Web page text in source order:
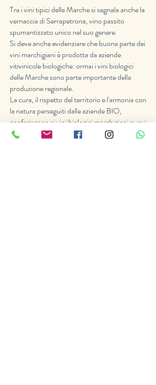
Tra i vini tipici delle Marche si segnala anche la
vernaccia di Serrapetrona, vino passito
spumantizzato unico nel suo genere.
Si deve anche evidenziare che buona parte dei
vini marchigiani è prodotta da aziende
vitivinicole biologiche: ormai i vini biologici
delle Marche sono parte importante della
produzione regionale.
La cura, il rispetto del territorio e l'armonia con
la natura perseguiti dalle aziende BIO,
conferiscono ai vini biologici marchigiani nuovi
sapori e profumi, che riecheggiano le colline e i